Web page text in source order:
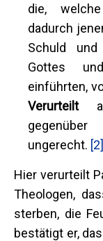
die,
dadurch
Schuld
Gottes
einführten,
Verurteilt
ungerecht. [2]
Hier verurteilt
Theologen,
sterben, die
bestätigt er,